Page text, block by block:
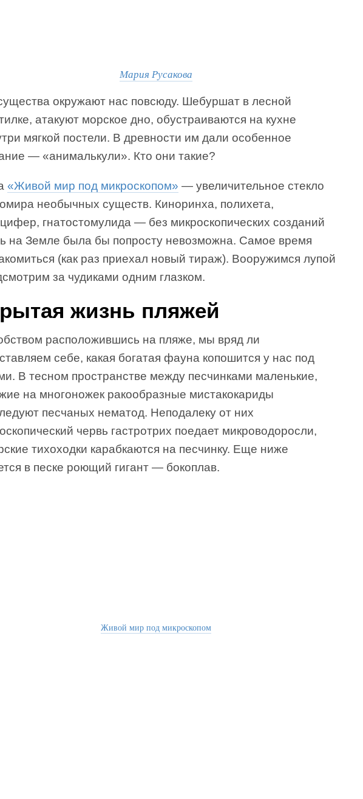
Мария Русакова
окружают нас повсюду. Шебуршат в лесной
атакуют морское дно, обустраиваются на кухне
мягкой постели. В древности им дали особенное
— «анималькули». Кто они такие?
«Живой мир под микроскопом» — увеличительное стекло
необычных существ. Киноринха, полихета,
гнатостомулида — без микроскопических созданий
на Земле была бы попросту невозможна. Самое время
(как раз приехал новый тираж). Вооружимся лупой
за чудиками одним глазком.
жизнь пляжей
расположившись на пляже, мы вряд ли
себе, какая богатая фауна копошится у нас под
В тесном пространстве между песчинками маленькие,
на многоножек ракообразные мистакокариды
песчаных нематод. Неподалеку от них
червь гастротрих поедает микроводоросли,
тихоходки карабкаются на песчинку. Еще ниже
в песке роющий гигант — бокоплав.
Живой мир под микроскопом